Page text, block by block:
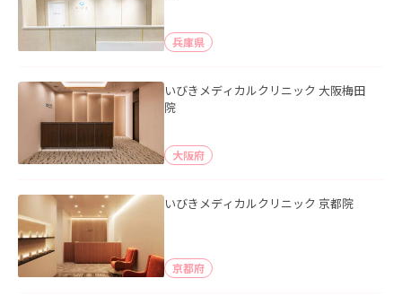
兵庫県
いびきメディカルクリニック 大阪梅田
院
大阪府
いびきメディカルクリニック 京都院
京都府